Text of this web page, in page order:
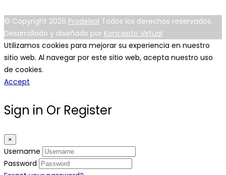
© Copyright 2026 Prodelsol Todos los derechos reservados.
Desarrollado y diseñado por Koncepto Virtual
Utilizamos cookies para mejorar su experiencia en nuestro
sitio web. Al navegar por este sitio web, acepta nuestro uso
de cookies.
Accept
Sign in Or Register
×
Username
Password